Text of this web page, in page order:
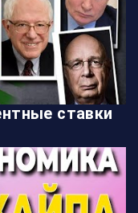
ставки